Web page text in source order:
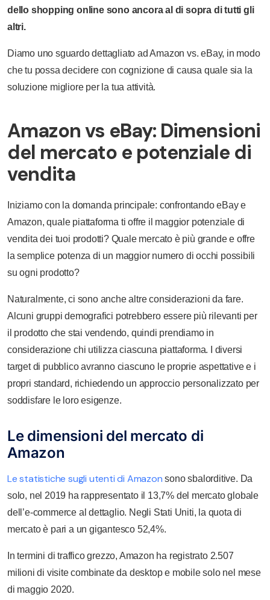
dello shopping online sono ancora al di sopra di tutti gli
altri.
Diamo uno sguardo dettagliato ad Amazon vs. eBay, in modo
che tu possa decidere con cognizione di causa quale sia la
soluzione migliore per la tua attività.
Amazon vs eBay: Dimensioni
del mercato e potenziale di
vendita
Iniziamo con la domanda principale: confrontando eBay e
Amazon, quale piattaforma ti offre il maggior potenziale di
vendita dei tuoi prodotti? Quale mercato è più grande e offre
la semplice potenza di un maggior numero di occhi possibili
su ogni prodotto?
Naturalmente, ci sono anche altre considerazioni da fare.
Alcuni gruppi demografici potrebbero essere più rilevanti per
il prodotto che stai vendendo, quindi prendiamo in
considerazione chi utilizza ciascuna piattaforma. I diversi
target di pubblico avranno ciascuno le proprie aspettative e i
propri standard, richiedendo un approccio personalizzato per
soddisfare le loro esigenze.
Le dimensioni del mercato di
Amazon
Le statistiche sugli utenti di Amazon sono sbalorditive. Da
solo, nel 2019 ha rappresentato il 13,7% del mercato globale
dell’e-commerce al dettaglio. Negli Stati Uniti, la quota di
mercato è pari a un gigantesco 52,4%.
In termini di traffico grezzo, Amazon ha registrato 2.507
milioni di visite combinate da desktop e mobile solo nel mese
di maggio 2020.